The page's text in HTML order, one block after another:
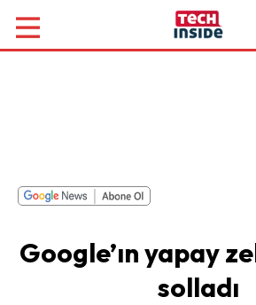
Google’ın yapay
solladı